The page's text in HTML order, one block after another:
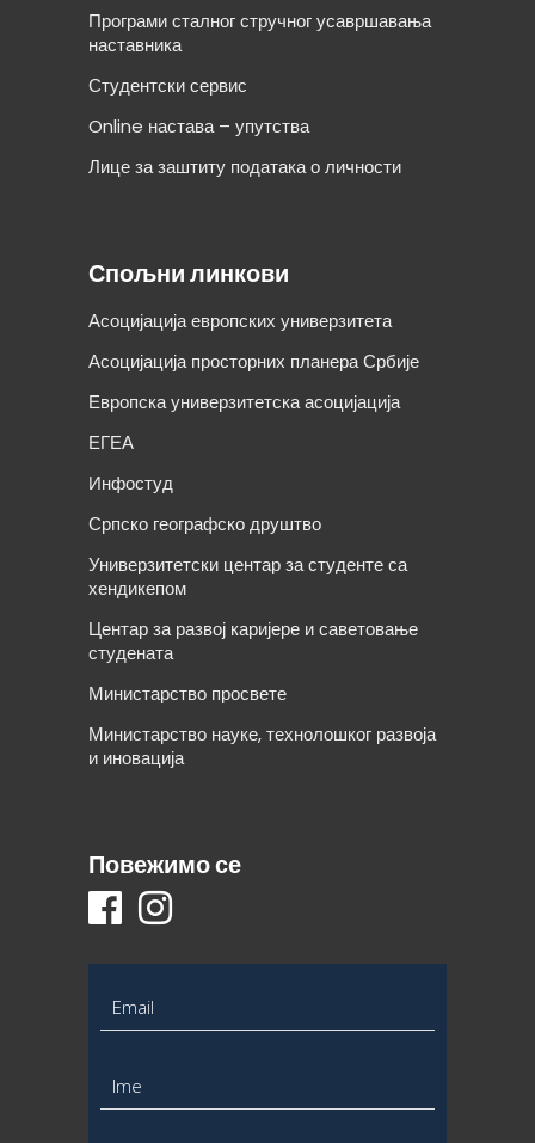
Програми сталног стручног усавршавања
наставника
Студентски сервис
Online настава – упутства
Лице за заштиту података о личности
Спољни линкови
Асоцијација европских универзитета
Асоцијација просторних планера Србије
Европска универзитетска асоцијација
ЕГЕА
Инфостуд
Српско географско друштво
Универзитетски центар за студенте са
хендикепом
Центар за развој каријере и саветовање
студената
Министарство просвете
Министарство науке, технолошког развоја
и иновација
Повежимо се